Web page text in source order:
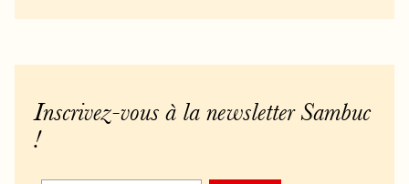
Inscrivez-vous à la newsletter Sambuc
!